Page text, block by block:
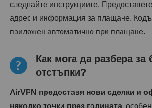
следвайте инструкциите.
адрес и информация за плащане.
приложен автоматично при плащане.
Как мога да разбера
отстъпки?
AirVPN предоставя нови сделки и
няколко точки през годината,